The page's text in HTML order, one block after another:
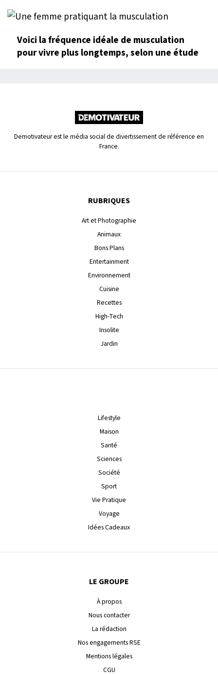
Voici la fréquence idéale de musculation
pour vivre plus longtemps, selon une étude
Demotivateur est le média social de divertissement de référence en
France.
RUBRIQUES
Art et Photographie
Animaux
Bons Plans
Entertainment
Environnement
Cuisine
Recettes
High-Tech
Insolite
Jardin
Lifestyle
Maison
Santé
Sciences
Société
Sport
Vie Pratique
Voyage
Idées Cadeaux
LE GROUPE
À propos
Nous contacter
La rédaction
Nos engagements RSE
Mentions légales
CGU